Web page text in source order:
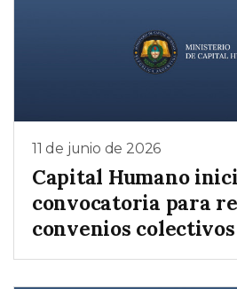
11 de junio de 2026
Capital Humano
convocatoria para
convenios colectivos